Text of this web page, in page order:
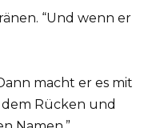
“Und wenn er
macht er es mit
Rücken und